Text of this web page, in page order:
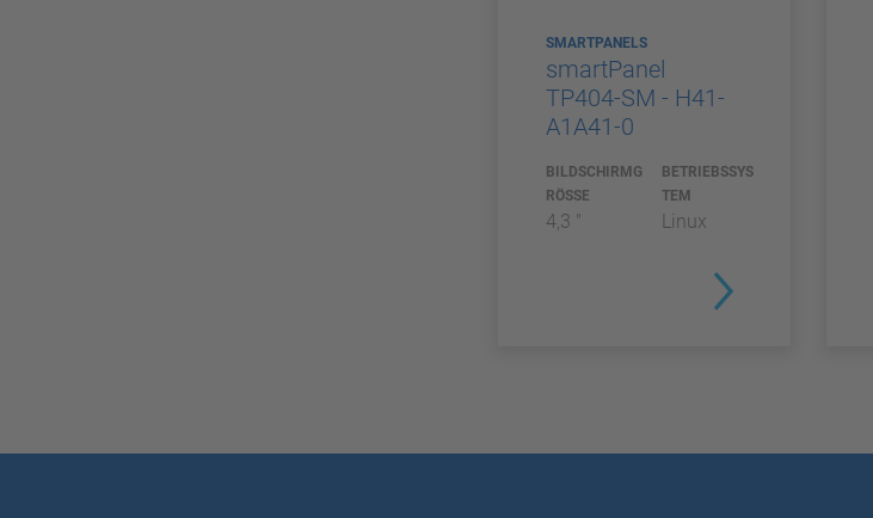
SMARTPANELS
smartPanel
TP404-SM - H41-
A1A41-0
BILDSCHIRMG
RÖSSE
4,3 "
BETRIEBSSYS
TEM
Linux